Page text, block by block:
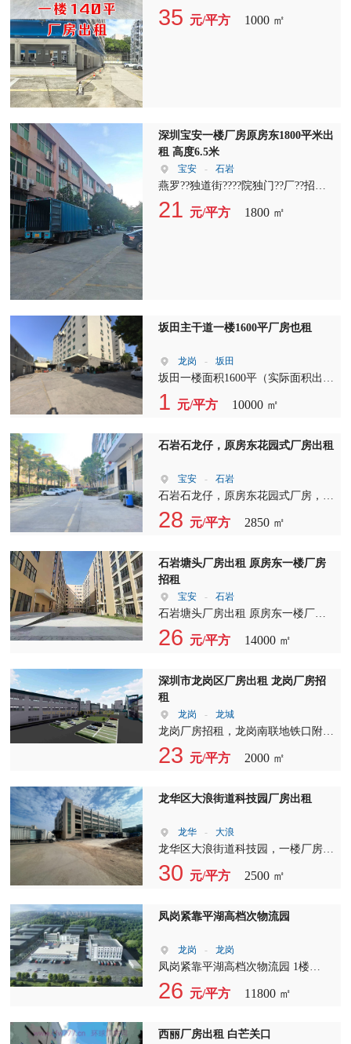
注塑、物流云仓、大件仓储、组装生
产、电商备货等业态，随时空出，价
120平、140平、180平、240平、480
平 临街门面，大车直接开到门口卸
空置随时交付， 看中直接约谈价
格！
35 元/平方 1000 ㎡
深圳宝安一楼厂房原房东1800平米出
租 高度6.5米
宝安 - 石岩
燕罗??独道街????院独门??厂??招房??
租，交??便通??利、装修??齐??全：
一楼1800平，层高6.5米，2楼1100
21 元/平方 1800 ㎡
坂田主干道一楼1600平厂房也租
龙岗 - 坂田
坂田一楼面积1600平（实际面积出
租）， 阁楼600平， 总面积2100
平，适合做各种行业
1 元/平方 10000 ㎡
石岩石龙仔，原房东花园式厂房出租
宝安 - 石岩
石岩石龙仔，原房东花园式厂房，一
楼2850平，实际面积出租！层高6
米，园区已电改
28 元/平方 2850 ㎡
石岩塘头厂房出租 原房东一楼厂房
招租
宝安 - 石岩
石岩塘头厂房出租 原房东一楼厂房
招租1760平方，面积实在，交通便
利。咨询热线电话
26 元/平方 14000 ㎡
深圳市龙岗区厂房出租 龙岗厂房招
租
龙岗 - 龙城
龙岗厂房招租，龙岗南联地铁口附近
工业区新出标准厂房1-2楼每层1230
平米，可以分租、标准电梯2吨，适
23 元/平方 2000 ㎡
龙华区大浪街道科技园厂房出租
龙华 - 大浪
龙华区大浪街道科技园，一楼厂房
2800平，特价…特价…特价22/平，
有红本，有消防，园区空地大，大车
30 元/平方 2500 ㎡
凤岗紧靠平湖高档次物流园
龙岗 - 龙岗
凤岗紧靠平湖高档次物流园 1楼
11800平（7米高）双面库，楼上每层
1700平/6000平方，大小好分租，5吨
26 元/平方 11800 ㎡
西丽厂房出租 白芒关口